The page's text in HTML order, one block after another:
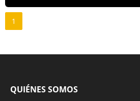
1
QUIÉNES SOMOS